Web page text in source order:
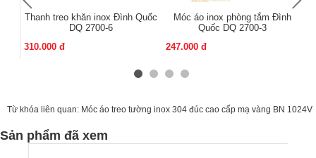
Thanh treo khăn inox Đình Quốc
DQ 2700-6
310.000 đ
Móc áo inox phòng tắm Đình
Quốc DQ 2700-3
247.000 đ
Từ khóa liên quan: Móc áo treo tường inox 304 đúc cao cấp mạ vàng BN 1024V
Sản phẩm đã xem